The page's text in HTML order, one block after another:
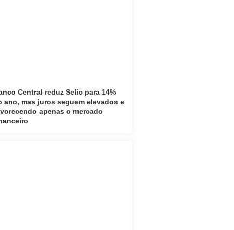
Central reduz Selic para 14%
ano, mas juros seguem elevados e
apenas o mercado